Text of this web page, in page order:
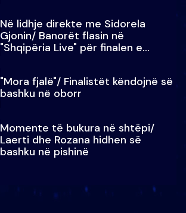
Në lidhje direkte me Sidorela
Gjonin/ Banorët flasin në
"Shqipëria Live" për finalen e
"Mora fjalë"/ Finalistët këndojnë së
bashku në oborr
Momente të bukura në shtëpi/
Laerti dhe Rozana hidhen së
bashku në pishinë